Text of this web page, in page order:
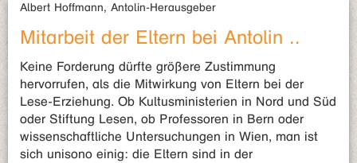
Albert Hoffmann, Antolin-Herausgeber
Mitarbeit der Eltern bei Antolin ..
Keine Forderung dürfte größere Zustimmung
hervorrufen, als die Mitwirkung von Eltern bei der
Lese-Erziehung. Ob Kultusministerien in Nord und Süd
oder Stiftung Lesen, ob Professoren in Bern oder
wissenschaftliche Untersuchungen in Wien, man ist
sich unisono einig: die Eltern sind in der